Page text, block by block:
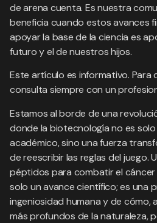
de arena cuenta. Es nuestra
beneficia cuando estos avances
apoyar la base de la ciencia es
futuro y el de nuestros hijos.
Este artículo es informativo. Para
consulta siempre con un
Estamos al borde de una
donde la biotecnología no es
académico, sino una fuerza
de reescribir las reglas del juego.
péptidos para combatir el
solo un avance científico; es una
ingeniosidad humana y de cómo,
más profundos de la naturaleza,